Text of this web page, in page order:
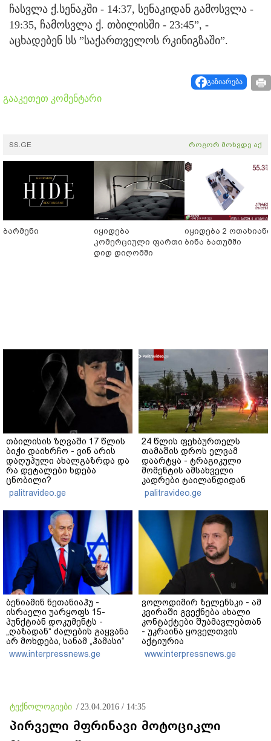
ჩასვლა ქ.სენაკში - 14:37, სენაკიდან გამოსვლა -
19:35, ჩამოსვლა ქ. თბილისში - 23:45”, -
აცხადებენ სს ”საქართველოს რკინიგზაში”.
გაზიარება
გააკეთეთ კომენტარი
SS.GE როგორ მოხვდე აქ
ბარმენი
იყიდება
კომერციული ფართი
დიდ დიღომში
იყიდება 2 ოთახიანი
ბინა ბათუმში
თბილისის ზღვაში 17 წლის
ბიჭი დაიხრჩო - ვინ არის
დაღუპული ახალგაზრდა და
რა დეტალები ხდება
ცნობილი?
palitravideo.ge
24 წლის ფეხბურთელს
თამაშის დროს ელვამ
დაარტყა - ტრაგიკული
მომენტის ამსახველი
კადრები ტაილანდიდან
მედიაში ვრცელდება
palitravideo.ge
ბენიამინ ნეთანიაჰუ -
ისრაელი უარყოფს 15-
პუნქტიან დოკუმენტს -
„ღაზადან“ ძალების გაყვანა
არ მოხდება, სანამ „ჰამასი“
ნამდვილად არ
განიარაღდება
www.interpressnews.ge
ვოლოდიმირ ზელენსკი - ამ
კვირაში გვექნება ახალი
კონტაქტები შუამავლებთან
- უკრაინა ყოველთვის
აქტიურია
www.interpressnews.ge
ტექნოლოგიები / 23.04.2016 / 14:35
პირველი მფრინავი მოტოციკლი